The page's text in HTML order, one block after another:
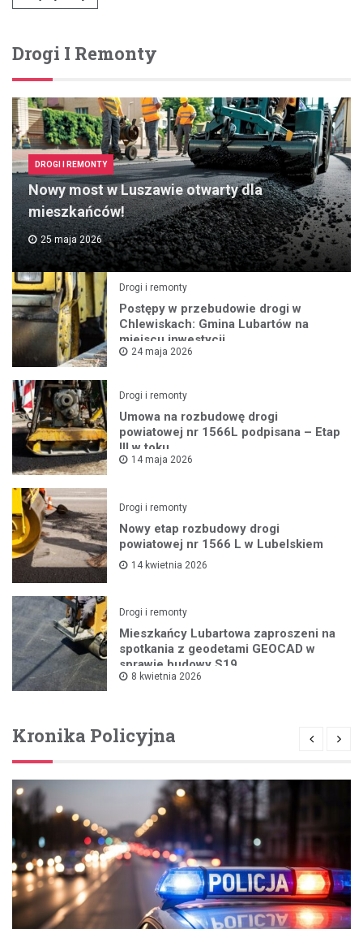
Drogi I Remonty
DROGI I REMONTY
Nowy most w Luszawie otwarty dla
mieszkańców!
25 maja 2026
Drogi i remonty
Postępy w przebudowie drogi w
Chlewiskach: Gmina Lubartów na
miejscu inwestycji
24 maja 2026
Drogi i remonty
Umowa na rozbudowę drogi
powiatowej nr 1566L podpisana – Etap
III w toku
14 maja 2026
Drogi i remonty
Nowy etap rozbudowy drogi
powiatowej nr 1566 L w Lubelskiem
14 kwietnia 2026
Drogi i remonty
Mieszkańcy Lubartowa zaproszeni na
spotkania z geodetami GEOCAD w
sprawie budowy S19
8 kwietnia 2026
Kronika Policyjna